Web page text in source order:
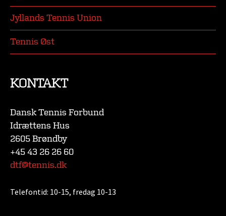
Jyllands Tennis Union
Tennis Øst
KONTAKT
Dansk Tennis Forbund
Idrættens Hus
2605 Brøndby
+45 43 26 26 60
dtf@tennis.dk
Telefontid: 10-15, fredag 10-13